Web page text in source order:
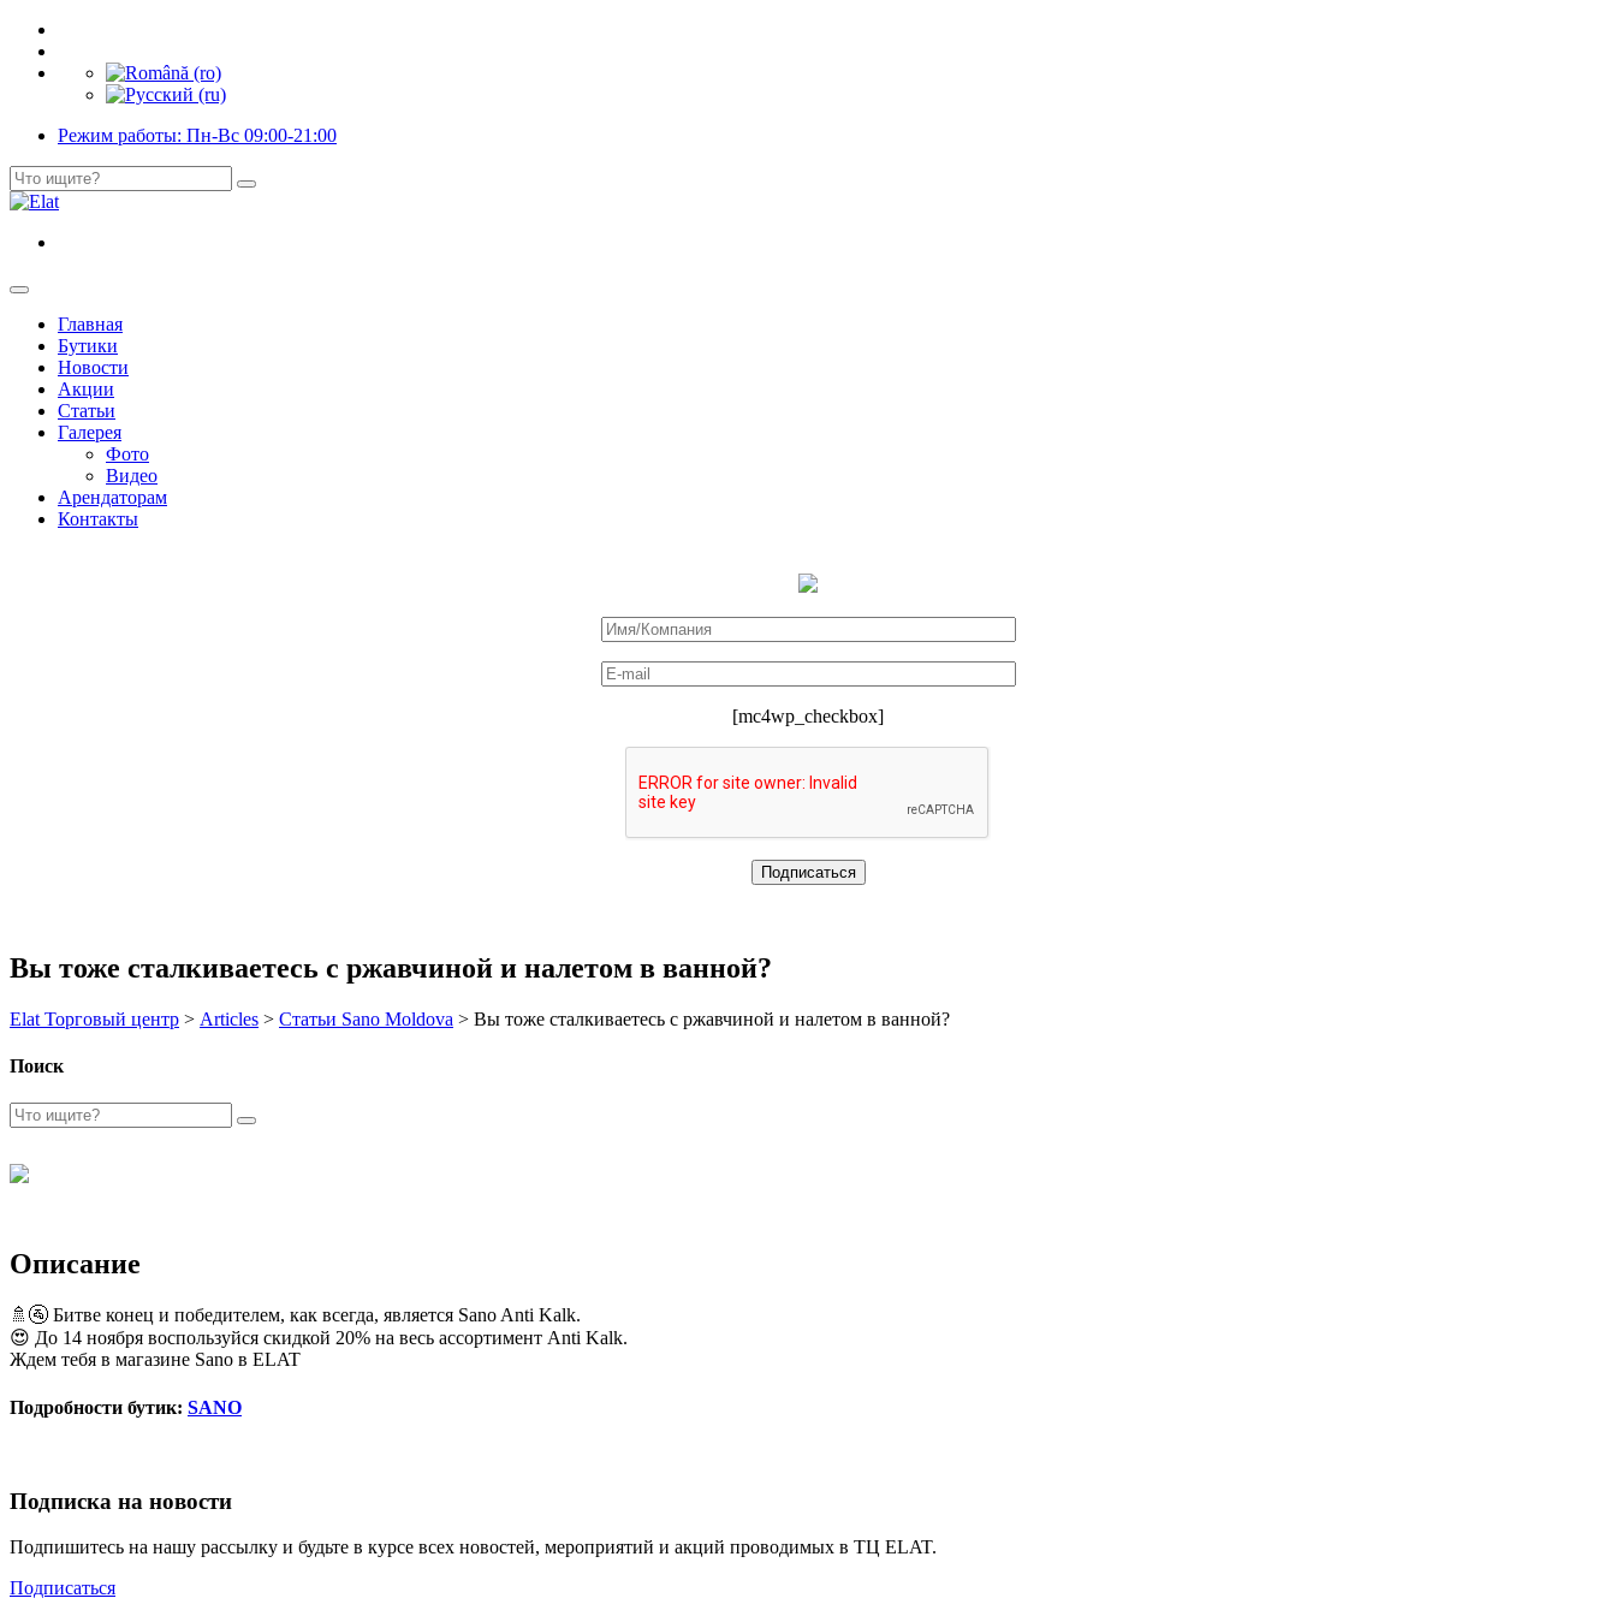
Режим работы: Пн-Вс 09:00-21:00
Главная
Бутики
Новости
Акции
Статьи
Галерея
Фото
Видео
Арендаторам
Контакты
[mc4wp_checkbox]
Вы тоже сталкиваетесь с ржавчиной и налетом в ванной?
Elat Торговый центр > Articles > Статьи Sano Moldova > Вы тоже сталкиваетесь с ржавчиной и налетом в ванной?
Поиск
Описание
🚿🚰 Битве конец и победителем, как всегда, является Sano Anti Kalk.
😍 До 14 ноября воспользуйся скидкой 20% на весь ассортимент Anti Kalk.
Ждем тебя в магазине Sano в ELAT
Подробности бутик: SANO
Подписка на новости
Подпишитесь на нашу рассылку и будьте в курсе всех новостей, мероприятий и акций проводимых в ТЦ ELAT.
Подписаться